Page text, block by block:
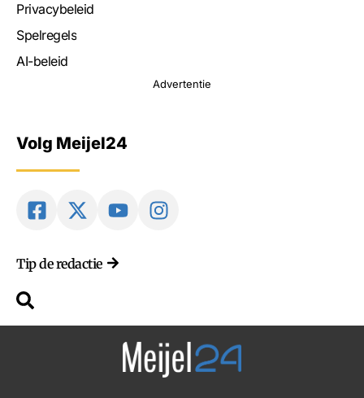
Privacybeleid
Spelregels
AI-beleid
Advertentie
Volg Meijel24
Tip de redactie